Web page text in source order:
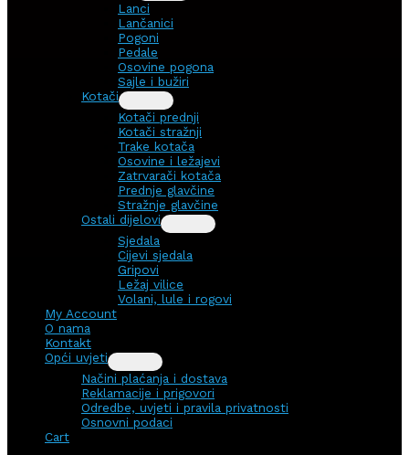
Lanci
Lančanici
Pogoni
Pedale
Osovine pogona
Sajle i bužiri
Kotači
Kotači prednji
Kotači stražnji
Trake kotača
Osovine i ležajevi
Zatrvarači kotača
Prednje glavčine
Stražnje glavčine
Ostali dijelovi
Sjedala
Cijevi sjedala
Gripovi
Ležaj vilice
Volani, lule i rogovi
My Account
O nama
Kontakt
Opći uvjeti
Načini plaćanja i dostava
Reklamacije i prigovori
Odredbe, uvjeti i pravila privatnosti
Osnovni podaci
Cart